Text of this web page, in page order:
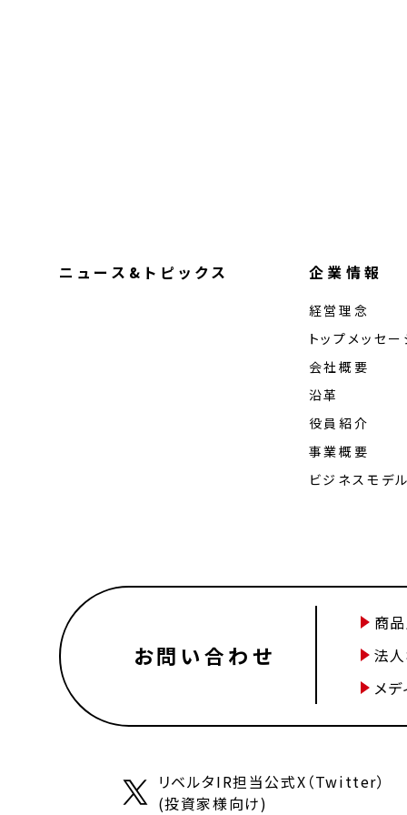
ニュース&トピックス 企業情報
経営理念
トップメッセ
会社概要
沿革
役員紹介
事業概要
ビジネスモデ
お問い合わせ
商
法
メ
リベルタIR担当公式X（Twitter）
(投資家様向け)